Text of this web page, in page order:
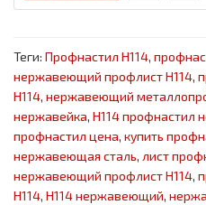
Теги: Профнастил Н114,
нержавеющий профлист Н114,
Н114, нержавеющий
нержавейка, Н114 профнастил
профнастил цена, купить
нержавеющая сталь, лист
нержавеющий профлист Н114,
Н114, Н114 нержавеющий,